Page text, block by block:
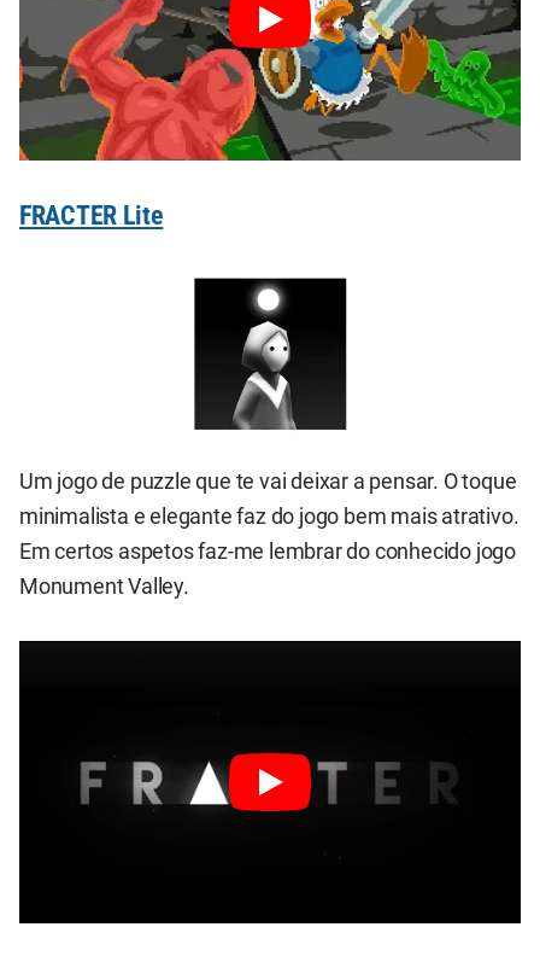
FRACTER Lite
Um jogo de puzzle que te vai deixar a pensar. O toque
minimalista e elegante faz do jogo bem mais atrativo.
Em certos aspetos faz-me lembrar do conhecido jogo
Monument Valley.